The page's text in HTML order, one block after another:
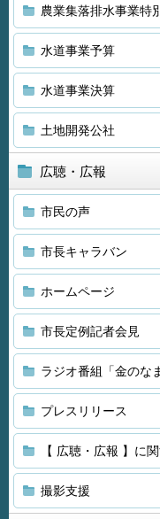
農業集落排水事業特
水道事業予算
水道事業決算
土地開発公社
広聴・広報
市民の声
市長キャラバン
ホームページ
市長定例記者会見
ラジオ番組「金のな
プレスリリース
【 広聴・広報 】に
撮影支援